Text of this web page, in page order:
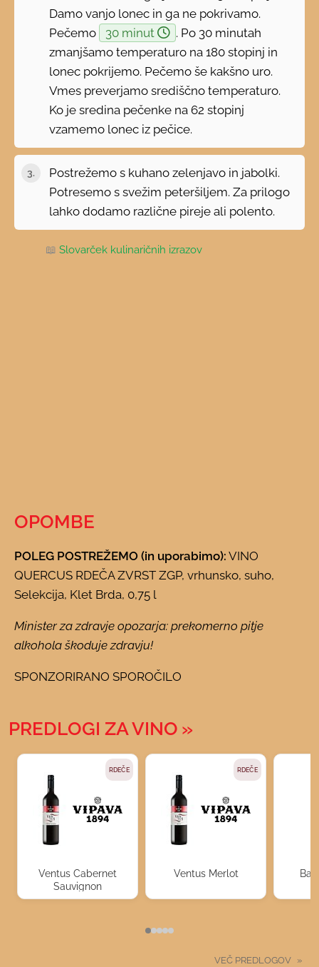
Damo vanjo lonec in ga ne pokrivamo.
Pečemo
30 minut
. Po 30 minutah
zmanjšamo temperaturo na 180 stopinj in
lonec pokrijemo. Pečemo še kakšno uro.
Vmes preverjamo središčno temperaturo.
Ko je sredina pečenke na 62 stopinj
vzamemo lonec iz pečice.
Postrežemo s kuhano zelenjavo in jabolki.
Potresemo s svežim peteršiljem. Za prilogo
lahko dodamo različne pireje ali polento.
📖Slovarček kulinaričnih izrazov
OPOMBE
POLEG POSTREŽEMO (in uporabimo): VINO
QUERCUS RDEČA ZVRST ZGP, vrhunsko, suho,
Selekcija, Klet Brda, 0,75 l
Minister za zdravje opozarja: prekomerno pitje
alkohola škoduje zdravju!
SPONZORIRANO SPOROČILO
PREDLOGI ZA VINO
RDEČE
Ventus Cabernet
Sauvignon
RDEČE
Ventus Merlot
VEČ PREDLOGOV